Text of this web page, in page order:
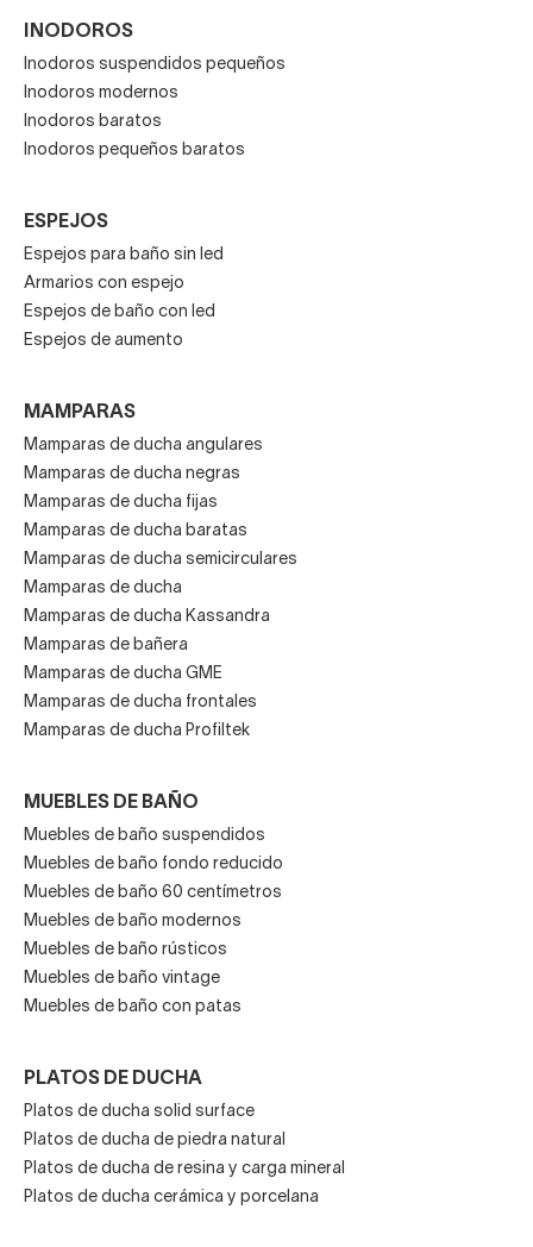
INODOROS
Inodoros suspendidos pequeños
Inodoros modernos
Inodoros baratos
Inodoros pequeños baratos
ESPEJOS
Espejos para baño sin led
Armarios con espejo
Espejos de baño con led
Espejos de aumento
MAMPARAS
Mamparas de ducha angulares
Mamparas de ducha negras
Mamparas de ducha fijas
Mamparas de ducha baratas
Mamparas de ducha semicirculares
Mamparas de ducha
Mamparas de ducha Kassandra
Mamparas de bañera
Mamparas de ducha GME
Mamparas de ducha frontales
Mamparas de ducha Profiltek
MUEBLES DE BAÑO
Muebles de baño suspendidos
Muebles de baño fondo reducido
Muebles de baño 60 centímetros
Muebles de baño modernos
Muebles de baño rústicos
Muebles de baño vintage
Muebles de baño con patas
PLATOS DE DUCHA
Platos de ducha solid surface
Platos de ducha de piedra natural
Platos de ducha de resina y carga mineral
Platos de ducha cerámica y porcelana